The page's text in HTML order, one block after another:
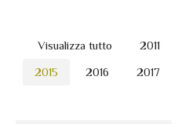
Visualizza tutto 2011
2015
2016 2017